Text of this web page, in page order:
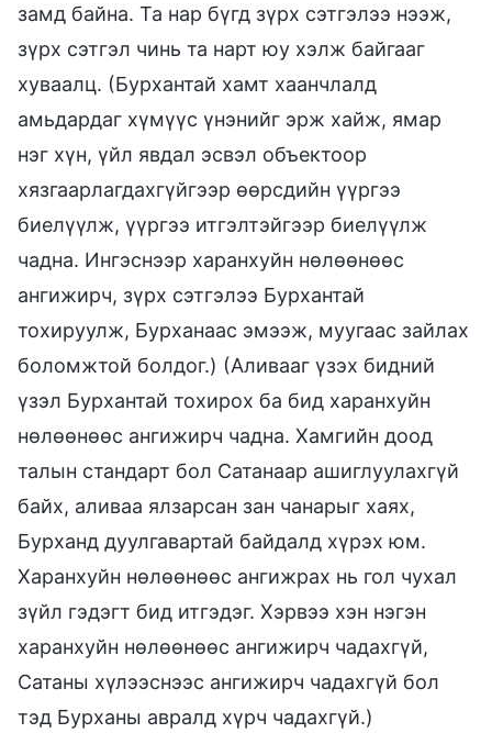
замд байна. Та нар бүгд зүрх сэтгэлээ нээж,
зүрх сэтгэл чинь та нарт юу хэлж байгааг
хуваалц. (Бурхантай хамт хаанчлалд
амьдардаг хүмүүс үнэнийг эрж хайж, ямар
нэг хүн, үйл явдал эсвэл объектоор
хязгаарлагдахгүйгээр өөрсдийн үүргээ
биелүүлж, үүргээ итгэлтэйгээр биелүүлж
чадна. Ингэснээр харанхуйн нөлөөнөөс
ангижирч, зүрх сэтгэлээ Бурхантай
тохируулж, Бурханаас эмээж, муугаас зайлах
боломжтой болдог.) (Аливааг үзэх бидний
үзэл Бурхантай тохирох ба бид харанхуйн
нөлөөнөөс ангижирч чадна. Хамгийн доод
талын стандарт бол Сатанаар ашиглуулахгүй
байх, аливаа ялзарсан зан чанарыг хаях,
Бурханд дуулгавартай байдалд хүрэх юм.
Харанхуйн нөлөөнөөс ангижрах нь гол чухал
зүйл гэдэгт бид итгэдэг. Хэрвээ хэн нэгэн
харанхуйн нөлөөнөөс ангижирч чадахгүй,
Сатаны хүлээснээс ангижирч чадахгүй бол
тэд Бурханы авралд хүрч чадахгүй.)